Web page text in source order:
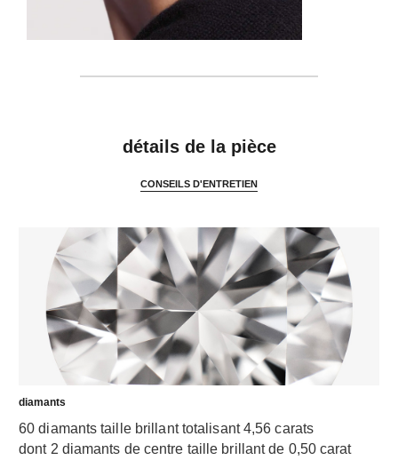
détails de la pièce
CONSEILS D'ENTRETIEN
diamants
60 diamants taille brillant totalisant 4,56 carats
dont 2 diamants de centre taille brillant de 0,50 carat